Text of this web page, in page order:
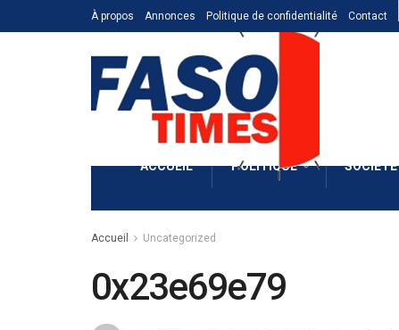
À propos Annonces Politique de confidentialité Contact
ACCUEIL POLITIQUE SOCIÉTÉ
Accueil Uncategorized
0x23e69e79